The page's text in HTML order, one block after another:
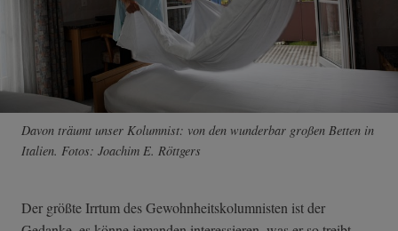
Davon träumt unser Kolumnist: von den wunderbar großen Betten in
Italien. Fotos: Joachim E. Röttgers
Der größte Irrtum des Gewohnheitskolumnisten ist der